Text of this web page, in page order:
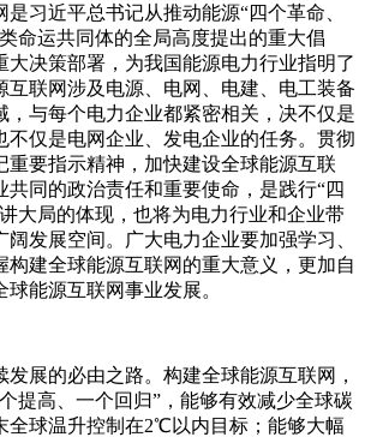
习近平总书记从推动能源“四个革命、
命运共同体的全局高度提出的重大倡
大决策部署，为我国能源电力行业指明了
互联网涉及电源、电网、电建、电工装备
，与每个电力企业都紧密相关，决不仅是
不仅是电网企业、发电企业的任务。贯彻
重要指示精神，加快建设全球能源互联
共同的政治责任和重要使命，是践行“四
大局的体现，也将为电力行业和企业带
发展空间。广大电力企业要加强学习、
构建全球能源互联网的重大意义，更加自
能源互联网事业发展。
展的必由之路。构建全球能源互联网，
提高、一个回归”，能够有效减少全球碳
全球温升控制在2℃以内目标；能够大幅